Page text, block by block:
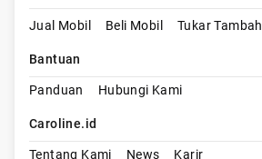
Jual Mobil Beli Mobil Tukar Tambah
Bantuan
Panduan Hubungi Kami
Caroline.id
Tentang Kami News Karir